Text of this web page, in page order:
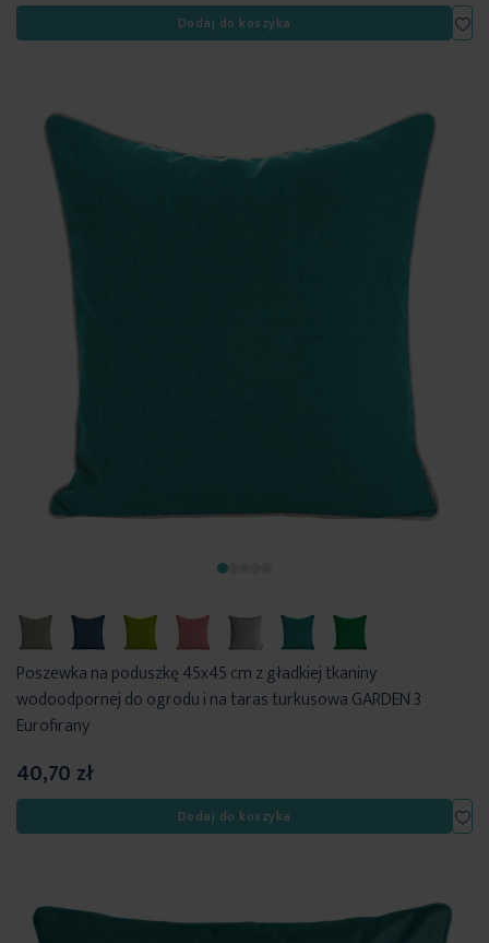
Dodaj do koszyka
Poszewka na poduszkę 45x45 cm z gładkiej tkaniny
wodoodpornej do ogrodu i na taras turkusowa GARDEN 3
Eurofirany
40,70 zł
Dodaj do koszyka